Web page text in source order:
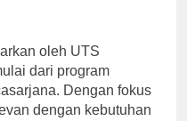
oleh UTS
dari program
Dengan fokus
dengan kebutuhan